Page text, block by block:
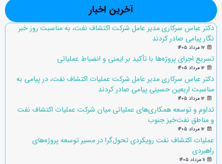
آخرین اخبار
دکتر عباس سرکاری مدیر عامل شرکت اکتشاف نفت، به مناسبت روز خبر
نگار پیامی صادر کردند
۱۷ مرداد ۱۴۰۵
تسریع اجرای پروژه‌ها با تأکید بر ایمنی و انضباط عملیاتی
۱۲ مرداد ۱۴۰۵
دکتر عباس سرکاری مدیر عامل شرکت عملیات اکتشاف نفت، در پیامی به
مناسبت اربعین حسینی پیامی صادر کردند
۱۲ مرداد ۱۴۰۵
تداوم و توسعه همکاری‌های عملیاتی میان شرکت عملیات اکتشاف نفت
و مناطق نفت‌خیز جنوب
۱۲ مرداد ۱۴۰۵
عملیات اکتشاف نفت رویکردی تحول‌گرا در مسیر توسعه پروژه‌های
راهبردی
۱۱ مرداد ۱۴۰۵